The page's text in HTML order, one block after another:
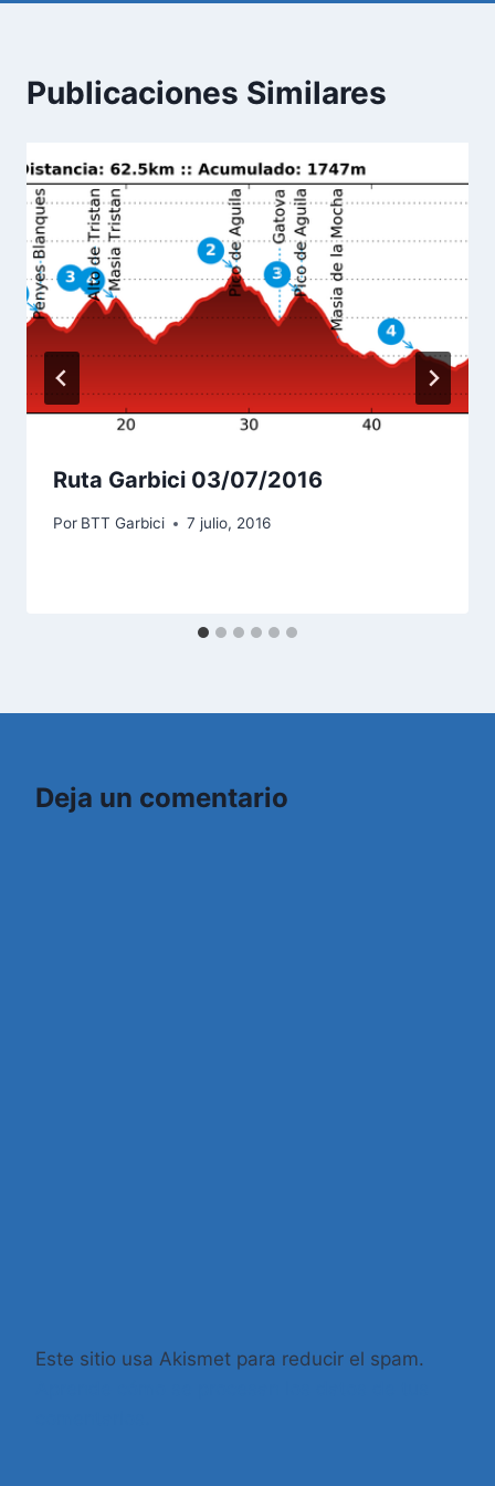
Publicaciones Similares
Ruta Garbici 03/07/2016
Por BTT Garbici 7 julio, 2016
Deja un comentario
Este sitio usa Akismet para reducir el spam.